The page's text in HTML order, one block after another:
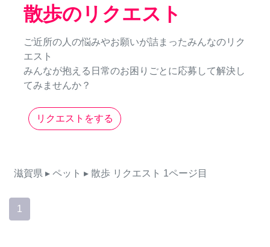
散歩のリクエスト
ご近所の人の悩みやお願いが詰まったみんなのリク
エスト
みんなが抱える日常のお困りごとに応募して解決し
てみませんか？
リクエストをする
滋賀県 ▸ ペット ▸ 散歩 リクエスト 1ページ目
1